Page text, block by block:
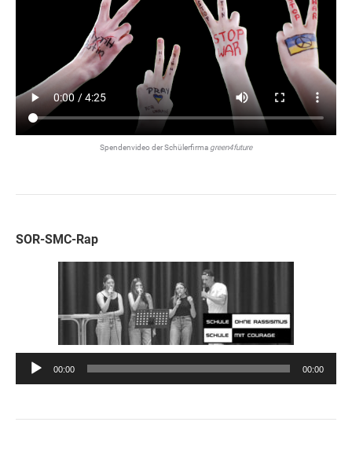
Spendenvideo der Schülerfirma green4future
SOR-SMC-Rap
Audio-
00:00 00:00